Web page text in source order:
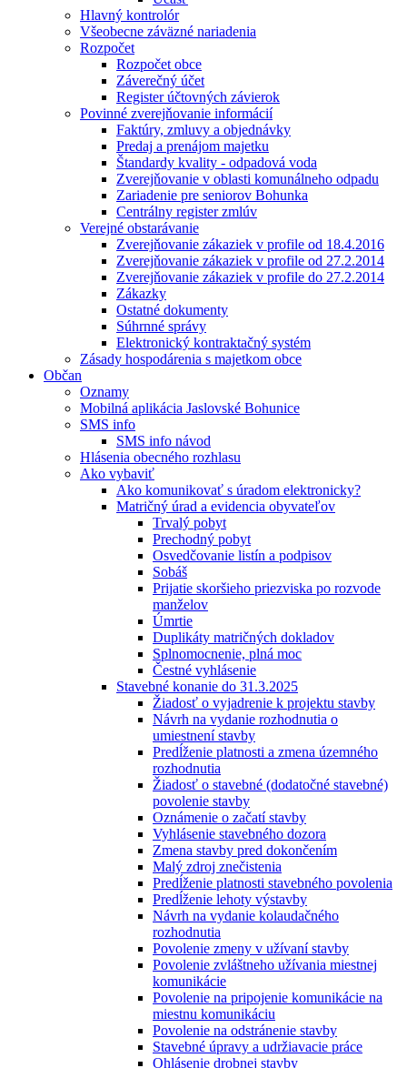
Hlavný kontrolór
Všeobecne záväzné nariadenia
Rozpočet
Rozpočet obce
Záverečný účet
Register účtovných závierok
Povinné zverejňovanie informácií
Faktúry, zmluvy a objednávky
Predaj a prenájom majetku
Štandardy kvality - odpadová voda
Zverejňovanie v oblasti komunálneho odpadu
Zariadenie pre seniorov Bohunka
Centrálny register zmlúv
Verejné obstarávanie
Zverejňovanie zákaziek v profile od 18.4.2016
Zverejňovanie zákaziek v profile od 27.2.2014
Zverejňovanie zákaziek v profile do 27.2.2014
Zákazky
Ostatné dokumenty
Súhrnné správy
Elektronický kontraktačný systém
Zásady hospodárenia s majetkom obce
Občan
Oznamy
Mobilná aplikácia Jaslovské Bohunice
SMS info
SMS info návod
Hlásenia obecného rozhlasu
Ako vybaviť
Ako komunikovať s úradom elektronicky?
Matričný úrad a evidencia obyvateľov
Trvalý pobyt
Prechodný pobyt
Osvedčovanie listín a podpisov
Sobáš
Prijatie skoršieho priezviska po rozvode
manželov
Úmrtie
Duplikáty matričných dokladov
Splnomocnenie, plná moc
Čestné vyhlásenie
Stavebné konanie do 31.3.2025
Žiadosť o vyjadrenie k projektu stavby
Návrh na vydanie rozhodnutia o
umiestnení stavby
Predĺženie platnosti a zmena územného
rozhodnutia
Žiadosť o stavebné (dodatočné stavebné)
povolenie stavby
Oznámenie o začatí stavby
Vyhlásenie stavebného dozora
Zmena stavby pred dokončením
Malý zdroj znečistenia
Predĺženie platnosti stavebného povolenia
Predĺženie lehoty výstavby
Návrh na vydanie kolaudačného
rozhodnutia
Povolenie zmeny v užívaní stavby
Povolenie zvláštneho užívania miestnej
komunikácie
Povolenie na pripojenie komunikácie na
miestnu komunikáciu
Povolenie na odstránenie stavby
Stavebné úpravy a udržiavacie práce
Ohlásenie drobnej stavby